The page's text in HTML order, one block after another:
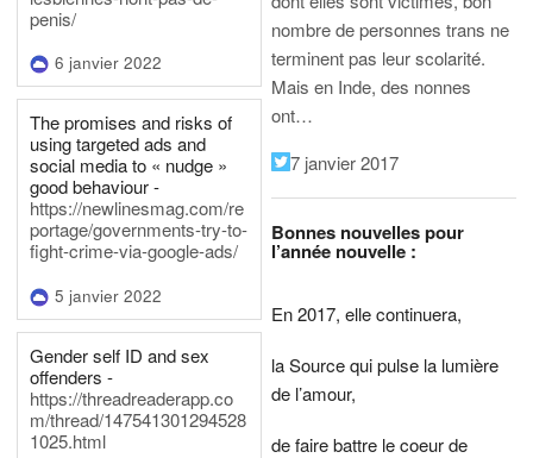
penis/
6 janvier 2022
The promises and risks of
using targeted ads and
social media to « nudge »
good behaviour -
https://newlinesmag.com/re
portage/governments-try-to-
fight-crime-via-google-ads/
5 janvier 2022
Gender self ID and sex
offenders -
https://threadreaderapp.co
m/thread/147541301294528
1025.html
nombre de personnes trans ne
terminent pas leur scolarité.
Mais en Inde, des nonnes
ont…
7 janvier 2017
Bonnes nouvelles pour
l’année nouvelle :
En 2017, elle continuera,
la Source qui pulse la lumière
de l’amour,
de faire battre le coeur de